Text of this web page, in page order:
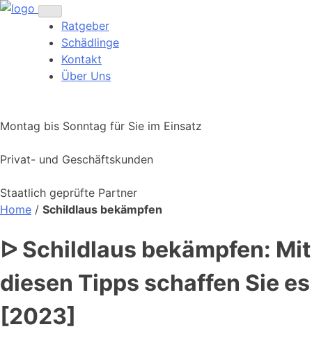
Ratgeber
Schädlinge
Kontakt
Über Uns
Montag bis Sonntag für Sie im Einsatz
Privat- und Geschäftskunden
Staatlich geprüfte Partner
Home / Schildlaus bekämpfen
ᐅ Schildlaus bekämpfen: Mit
diesen Tipps schaffen Sie es
[2023]